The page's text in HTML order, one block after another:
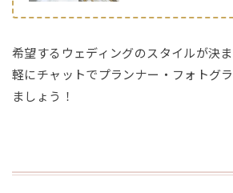
希望するウェディングのスタイルが決
軽にチャットでプランナー・フォトグ
ましょう！